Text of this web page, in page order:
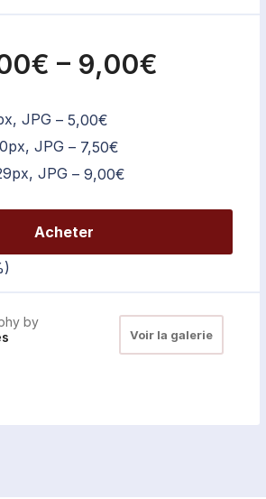
– 9,00€
JPG – 5,00€
JPG – 7,50€
JPG – 9,00€
Acheter
by
Voir la galerie